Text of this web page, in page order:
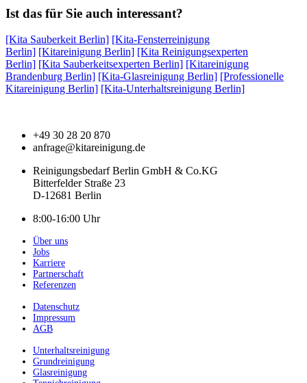
Ist das für Sie auch interessant?
[Kita Sauberkeit Berlin] [Kita-Fensterreinigung
Berlin] [Kitareinigung Berlin] [Kita Reinigungsexperten
Berlin] [Kita Sauberkeitsexperten Berlin] [Kitareinigung
Brandenburg Berlin] [Kita-Glasreinigung Berlin] [Professionelle
Kitareinigung Berlin] [Kita-Unterhaltsreinigung Berlin]
+49 30 28 20 870
anfrage@kitareinigung.de
Reinigungsbedarf Berlin GmbH & Co.KG
Bitterfelder Straße 23
D-12681 Berlin
8:00-16:00 Uhr
Über uns
Jobs
Karriere
Partnerschaft
Referenzen
Datenschutz
Impressum
AGB
Unterhaltsreinigung
Grundreinigung
Glasreinigung